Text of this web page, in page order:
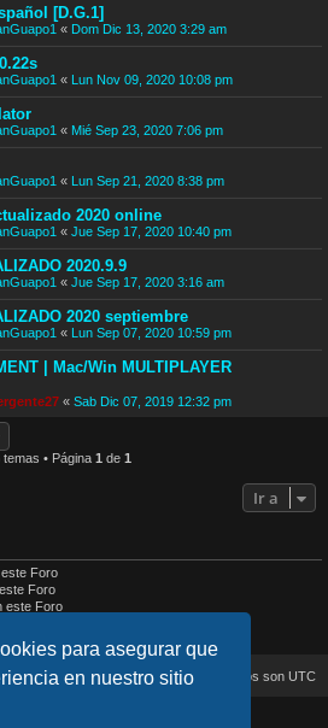
para asegurar que
en nuestro sitio
[D.G.1]
« Dom Dic 13, 2020 3:29 am
« Lun Nov 09, 2020 10:08 pm
« Mié Sep 23, 2020 7:06 pm
« Lun Sep 21, 2020 8:38 pm
2020 online
« Jue Sep 17, 2020 10:40 pm
2020.9.9
« Jue Sep 17, 2020 3:16 am
2020 septiembre
« Lun Sep 07, 2020 10:59 pm
| Mac/Win MULTIPLAYER
« Sab Dic 07, 2019 12:32 pm
temas • Página 1 de 1
Ir a
Foro
Foro
este Foro
Foro
Todos los horarios son UTC